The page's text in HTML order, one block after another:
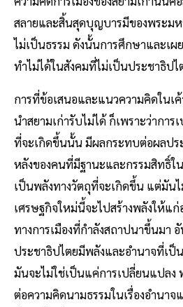
สลายและสิ้นสุดบุญบารมีของพระม
ไม่เป็นธรรม ดังนั้นการศึกษาและเผ
ทำไม่ได้ในสังคมที่ไม่เป็นประชาธิปไ
การที่ข้อเสนอและแนวความคิดในเ
นำสยามเก่ารับไม่ได้ ก็เพราะว่ากา
ที่จะเกิดขึ้นนั้น มีผลกระทบต่อผลป
หลังของคนที่มีฐานะและกรรมสิทธิ์ใ
เป็นพลังทางวัตถุที่จะเกิดขึ้น แต่มัน
เศรษฐกิจใหม่นี้จะไปสร้างพลังให้แ
ทางการเมืองที่กำลังสถาปนาขึ้นมา
ประชาธิปไตยมีพลังและอำนาจที่เป็
มันจะไม่ใช่เป็นแค่การเปลี่ยนแปลง
ต่อความคิดนามธรรมในเรื่องอำนา